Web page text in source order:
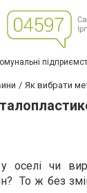
Як вибрати
оселі чи
То ж без